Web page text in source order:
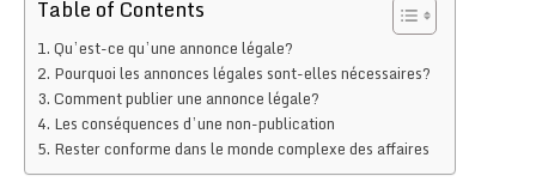
Table of Contents
Qu’est-ce qu’une annonce légale?
Pourquoi les annonces légales sont-elles nécessaires?
Comment publier une annonce légale?
Les conséquences d’une non-publication
Rester conforme dans le monde complexe des affaires